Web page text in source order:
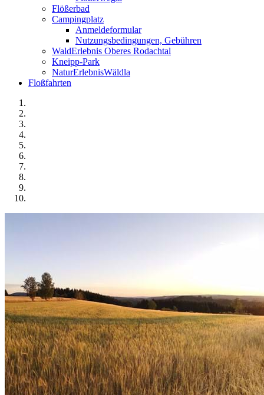
Flößerbad
Campingplatz
Anmeldeformular
Nutzungsbedingungen, Gebühren
WaldErlebnis Oberes Rodachtal
Kneipp-Park
NaturErlebnisWäldla
Floßfahrten